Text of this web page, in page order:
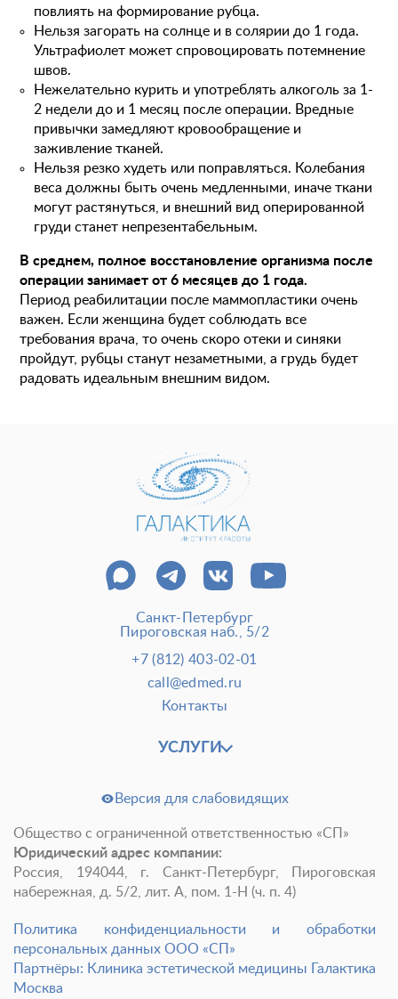
повлиять на формирование рубца.
Нельзя загорать на солнце и в солярии до 1 года.
Ультрафиолет может спровоцировать потемнение
швов.
Нежелательно курить и употреблять алкоголь за 1-
2 недели до и 1 месяц после операции. Вредные
привычки замедляют кровообращение и
заживление тканей.
Нельзя резко худеть или поправляться. Колебания
веса должны быть очень медленными, иначе ткани
могут растянуться, и внешний вид оперированной
груди станет непрезентабельным.
В среднем, полное восстановление организма после
операции занимает от 6 месяцев до 1 года.
Период реабилитации после маммопластики очень
важен. Если женщина будет соблюдать все
требования врача, то очень скоро отеки и синяки
пройдут, рубцы станут незаметными, а грудь будет
радовать идеальным внешним видом.
Санкт-Петербург
Пироговская наб., 5/2
+7 (812) 403-02-01
call@edmed.ru
Контакты
УСЛУГИ
Версия для слабовидящих
Общество с ограниченной ответственностью «СП»
Юридический адрес компании:
Россия, 194044, г. Санкт-Петербург, Пироговская
набережная, д. 5/2, лит. А, пом. 1-Н (ч. п. 4)
Политика конфиденциальности и обработки
персональных данных ООО «СП»
Партнёры: Клиника эстетической медицины Галактика
Москва